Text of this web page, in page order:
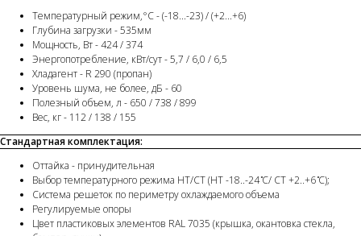
Температурный режим,°С - (-18...-23) / (+2...+6)
Глубина загрузки - 535мм
Мощность, Вт - 424 / 374
Энергопотребление, кВт/сут - 5,7 / 6,0 / 6,5
Хладагент - R 290 (пропан)
Уровень шума, не более, дБ - 60
Полезный объем, л - 650 / 738 / 899
Вес, кг - 112 / 138 / 155
Стандартная комплектация:
Оттайка - принудительная
Выбор температурного режима НТ/СТ (НТ -18..-24 ̊С/ СТ +2..+6 ̊С);
Система решеток по периметру охлаждаемого объема
Регулируемые опоры
Цвет пластиковых элементов RAL 7035 (крышка, окантовка стекла,